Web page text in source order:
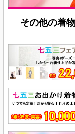
その他の着